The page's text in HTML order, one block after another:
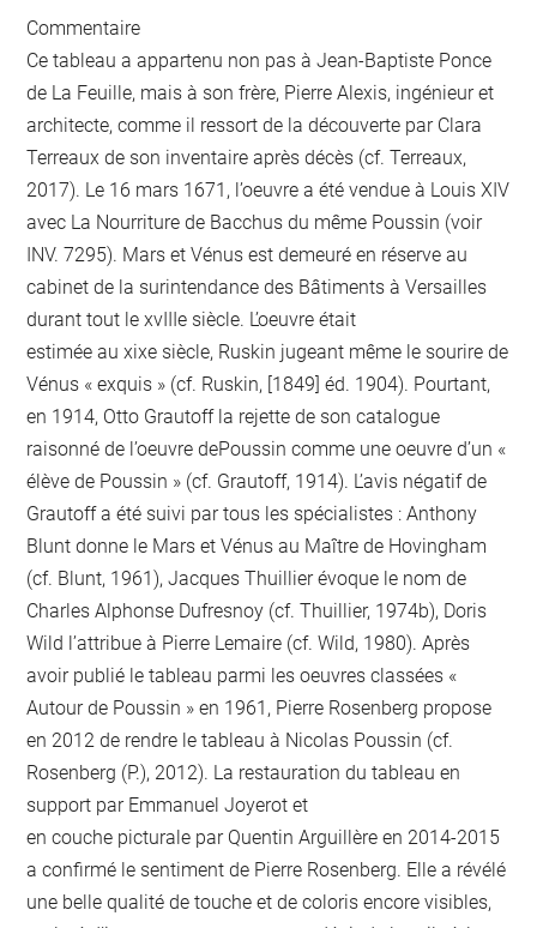
Commentaire
Ce tableau a appartenu non pas à Jean-Baptiste Ponce
de La Feuille, mais à son frère, Pierre Alexis, ingénieur et
architecte, comme il ressort de la découverte par Clara
Terreaux de son inventaire après décès (cf. Terreaux,
2017). Le 16 mars 1671, l’oeuvre a été vendue à Louis XIV
avec La Nourriture de Bacchus du même Poussin (voir
INV. 7295). Mars et Vénus est demeuré en réserve au
cabinet de la surintendance des Bâtiments à Versailles
durant tout le xvIIIe siècle. L’oeuvre était
estimée au xixe siècle, Ruskin jugeant même le sourire de
Vénus « exquis » (cf. Ruskin, [1849] éd. 1904). Pourtant,
en 1914, Otto Grautoff la rejette de son catalogue
raisonné de l’oeuvre dePoussin comme une oeuvre d’un «
élève de Poussin » (cf. Grautoff, 1914). L’avis négatif de
Grautoff a été suivi par tous les spécialistes : Anthony
Blunt donne le Mars et Vénus au Maître de Hovingham
(cf. Blunt, 1961), Jacques Thuillier évoque le nom de
Charles Alphonse Dufresnoy (cf. Thuillier, 1974b), Doris
Wild l’attribue à Pierre Lemaire (cf. Wild, 1980). Après
avoir publié le tableau parmi les oeuvres classées «
Autour de Poussin » en 1961, Pierre Rosenberg propose
en 2012 de rendre le tableau à Nicolas Poussin (cf.
Rosenberg (P.), 2012). La restauration du tableau en
support par Emmanuel Joyerot et
en couche picturale par Quentin Arguillère en 2014-2015
a confirmé le sentiment de Pierre Rosenberg. Elle a révélé
une belle qualité de touche et de coloris encore visibles,